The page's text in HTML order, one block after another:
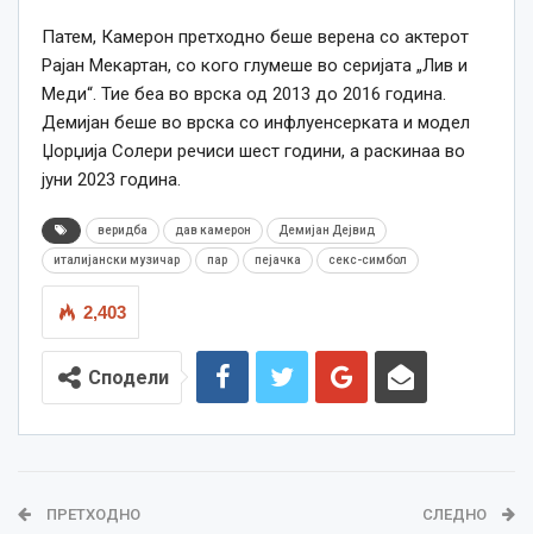
Патем, Камерон претходно беше верена со актерот
Рајан Мекартан, со кого глумеше во серијата „Лив и
Меди“. Тие беа во врска од 2013 до 2016 година.
Демијан беше во врска со инфлуенсерката и модел
Џорџија Солери речиси шест години, а раскинаа во
јуни 2023 година.
веридба дав камерон Демијан Дејвид
италијански музичар пар пејачка секс-симбол
2,403
Сподели
ПРЕТХОДНО СЛЕДНО